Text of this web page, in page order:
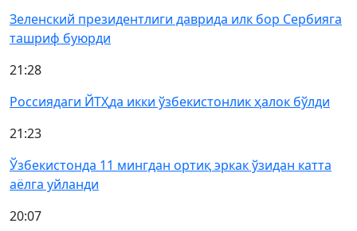
Зеленский президентлиги даврида илк бор Сербияга
ташриф буюрди
21:28
Россиядаги ЙТҲда икки ўзбекистонлик ҳалок бўлди
21:23
Ўзбекистонда 11 мингдан ортиқ эркак ўзидан катта
аёлга уйланди
20:07